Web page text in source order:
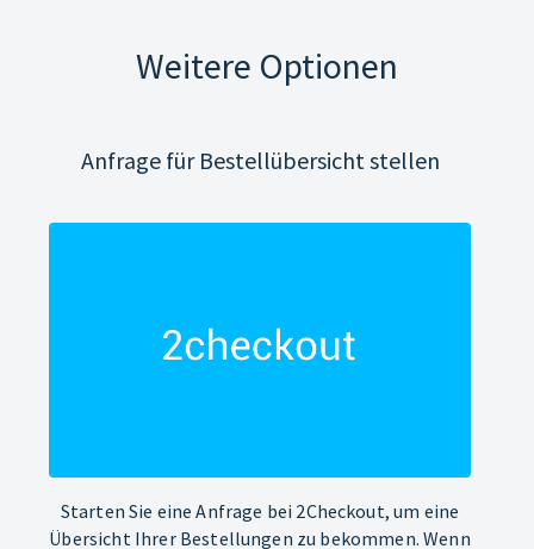
Weitere Optionen
Anfrage für Bestellübersicht stellen
Starten Sie eine Anfrage bei 2Checkout, um eine
Übersicht Ihrer Bestellungen zu bekommen. Wenn